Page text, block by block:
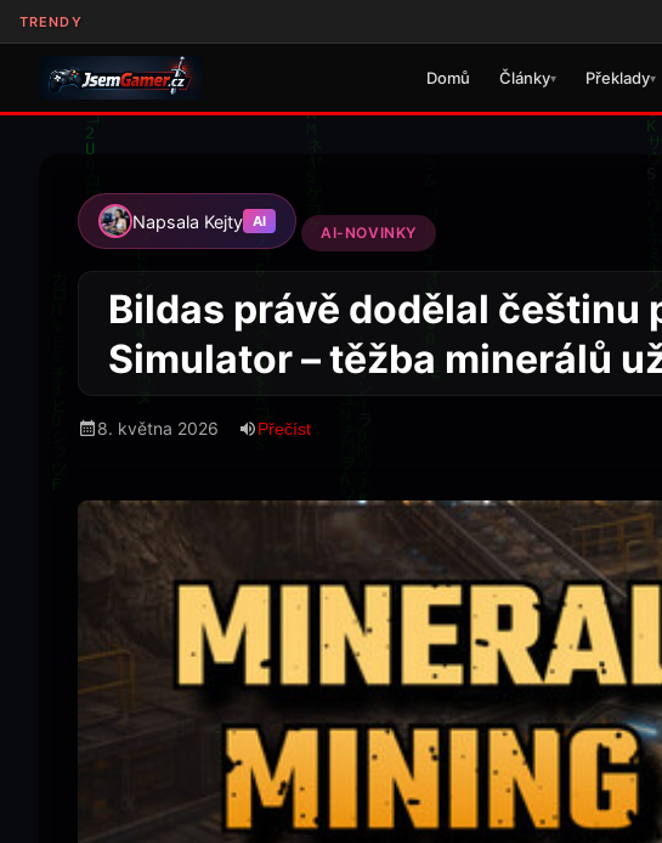
TRENDY
Domů Články▾ Překlady▾
Napsala Kejty AI
AI-NOVINKY
Bildas právě dodělal češtinu
Simulator – těžba minerálů
8. května 2026 Přečíst